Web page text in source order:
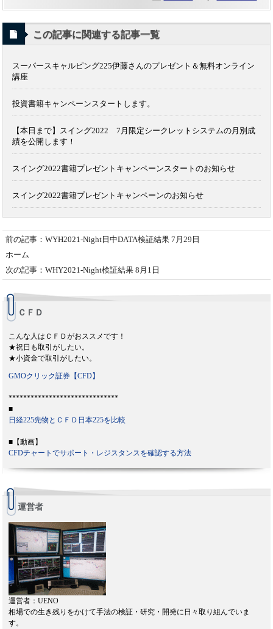
この記事に関連する記事一覧
スーパースキャルピング225伊藤さんのプレゼント＆無料オンライン
講座
投資書籍キャンペーンスタートします。
【本日まで】スイング2022 7月限定シークレットシステムの月別成
績を公開します！
スイング2022書籍プレゼントキャンペーンスタートのお知らせ
スイング2022書籍プレゼントキャンペーンのお知らせ
前の記事：WYH2021-Night日中DATA検証結果 7月29日
ホーム
次の記事：WHY2021-Night検証結果 8月1日
ＣＦＤ
こんな人はＣＦＤがおススメです！
★祝日も取引がしたい。
★小資金で取引がしたい。
GMOクリック証券【CFD】
******************************
■
日経225先物とＣＦＤ日本225を比較
■【動画】
CFDチャートでサポート・レジスタンスを確認する方法
運営者
運営者：UENO
相場での生き残りをかけて手法の検証・研究・開発に日々取り組んでいま
す。